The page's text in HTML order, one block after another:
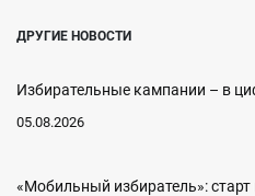
ДРУГИЕ НОВОСТИ
Избирательные кампании – в
05.08.2026
«Мобильный избиратель»: